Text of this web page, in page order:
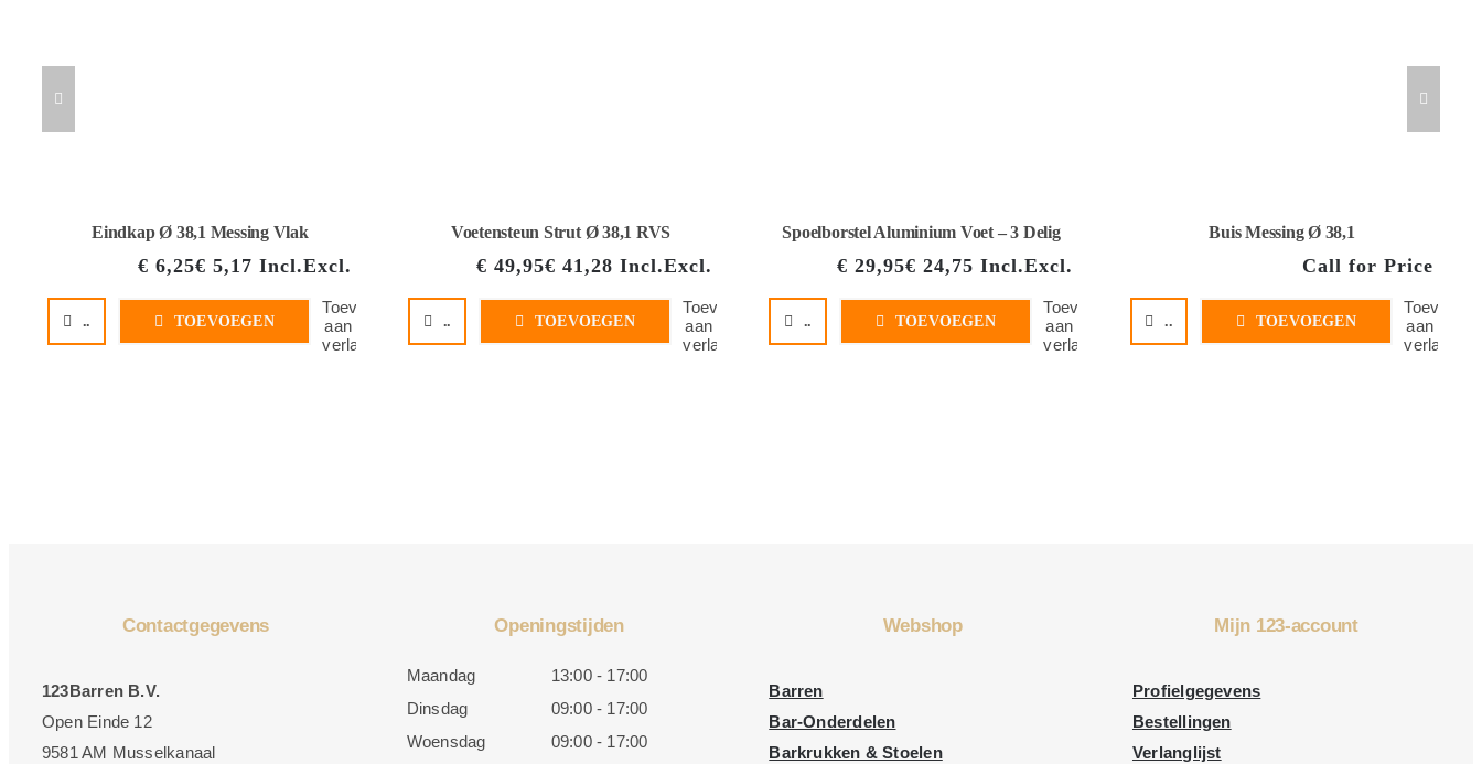
Eindkap Ø 38,1 Messing Vlak
€ 6,25€ 5,17 Incl.Excl.
.. TOEVOEGEN
Toevoegen
aan
verlanglijst
Voetensteun Strut Ø 38,1 RVS
€ 49,95€ 41,28 Incl.Excl.
.. TOEVOEGEN
Toevoegen
aan
verlanglijst
Spoelborstel Aluminium Voet – 3 Delig
€ 29,95€ 24,75 Incl.Excl.
.. TOEVOEGEN
Toevoegen
aan
verlanglijst
Buis Messing Ø 38,1
Call for Price
.. TOEVOEGEN
aan
Contactgegevens
123Barren B.V.
Open Einde 12
9581 AM Musselkanaal
Openingstijden
Maandag
13:00 - 17:00
Dinsdag
09:00 - 17:00
Woensdag
09:00 - 17:00
Webshop
Barren
Bar-Onderdelen
Barkrukken & Stoelen
Mijn 123-account
Profielgegevens
Bestellingen
Verlanglijst